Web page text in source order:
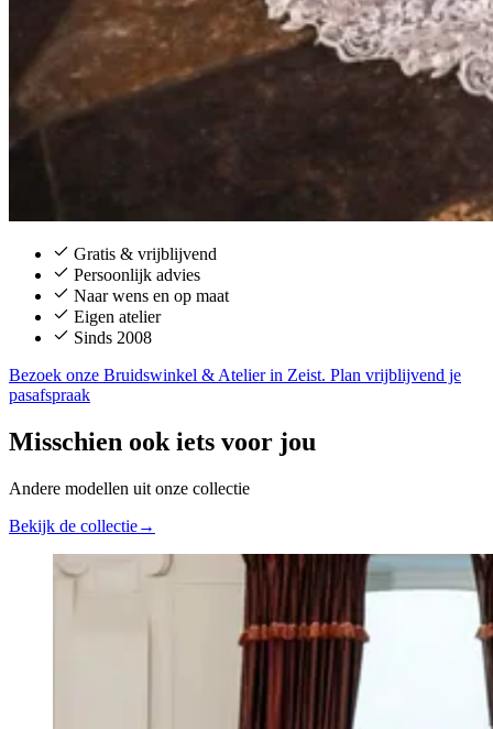
Gratis & vrijblijvend
Persoonlijk advies
Naar wens en op maat
Eigen atelier
Sinds 2008
Bezoek onze Bruidswinkel & Atelier in Zeist. Plan vrijblijvend je
pasafspraak
Misschien ook iets voor jou
Andere modellen uit onze collectie
Bekijk de collectie→